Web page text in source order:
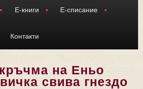
Е-книги Е-списание
Контакти
на Еньо
свива гнездо